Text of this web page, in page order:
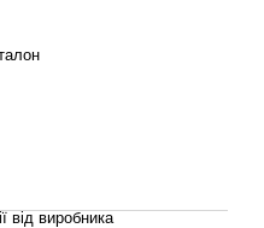
від виробника